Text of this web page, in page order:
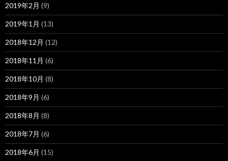
2019年2月 (9)
2019年1月 (13)
2018年12月 (12)
2018年11月 (6)
2018年10月 (8)
2018年9月 (6)
2018年8月 (8)
2018年7月 (6)
2018年6月 (15)